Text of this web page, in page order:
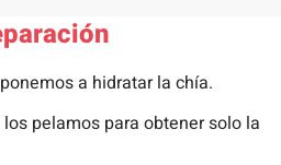
a hidratar la chía.
pelamos para obtener solo la